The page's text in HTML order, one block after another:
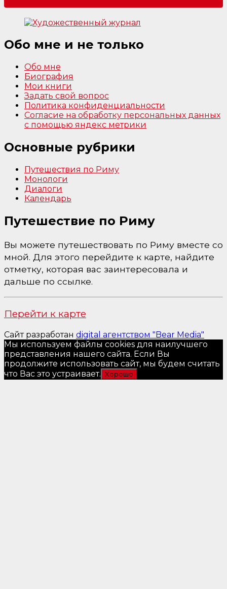
Обо мне и не только
Обо мне
Биография
Мои книги
Задать свой вопрос
Политика конфиденциальности
Согласие на обработку персональных данных
с помощью яндекс метрики
Основные рубрики
Путешествия по Риму
Монологи
Диалоги
Календарь
Путешествие по Риму
Вы можете путешествовать по Риму вместе со
мной. Для этого перейдите к карте, найдите
отметку, которая вас заинтересовала и
дальше по ссылке.
Перейти к карте
Сайт разработан digital агентством "Bear Media"
Мы используем файлы cookies для наилучшего
представления нашего сайта. Если Вы
продолжите использовать сайт, мы будем считать
что Вас это устраивает. Хорошо